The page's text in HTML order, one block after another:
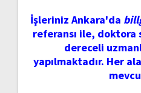
İşleriniz Ankara'da
referansı ile,
dereceli
yapılmaktadır. Her